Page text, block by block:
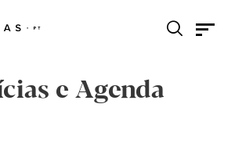
e Agenda